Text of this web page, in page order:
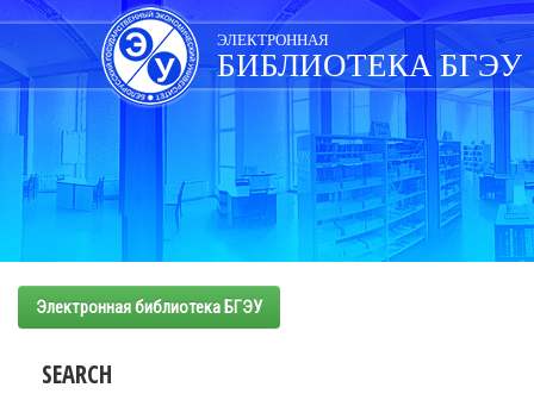
Skip
navigation
ЭЛЕКТРОННАЯ
БИБЛИОТЕКА БГЭУ
Электронная библиотека БГЭУ
SEARCH